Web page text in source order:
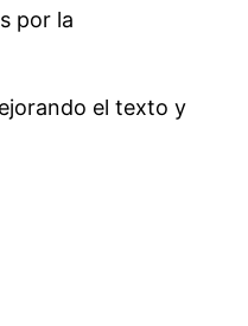
por la
el texto y